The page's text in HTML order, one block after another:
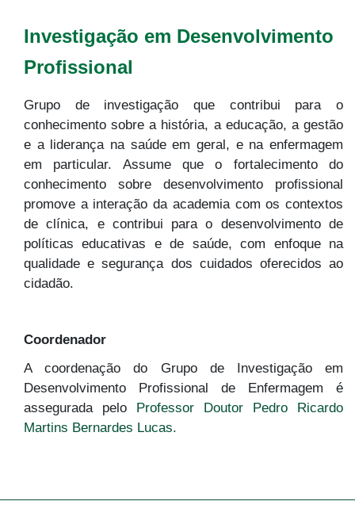
Investigação em Desenvolvimento
Profissional
Grupo de investigação que contribui para o
conhecimento sobre a história, a educação, a gestão
e a liderança na saúde em geral, e na enfermagem
em particular. Assume que o fortalecimento do
conhecimento sobre desenvolvimento profissional
promove a interação da academia com os contextos
de clínica, e contribui para o desenvolvimento de
políticas educativas e de saúde, com enfoque na
qualidade e segurança dos cuidados oferecidos ao
cidadão.
Coordenador
A coordenação do Grupo de Investigação em
Desenvolvimento Profissional de Enfermagem é
assegurada pelo Professor Doutor Pedro Ricardo
Martins Bernardes Lucas.